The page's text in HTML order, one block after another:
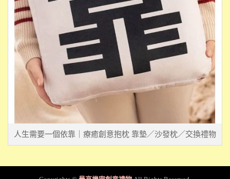
人生需要一個依靠｜療癒創意抱枕 靠墊／沙發枕／交換禮物